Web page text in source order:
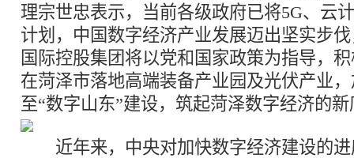
理宗世忠表示，当前各级政府已将5G、云
计划，中国数字经济产业发展迈出坚实步
国际控股集团将以党和国家政策为指导，
在菏泽市落地高端装备产业园及光伏产业
至“数字山东”建设，筑起菏泽数字经济的
近年来，中央对加快数字经济建设的进